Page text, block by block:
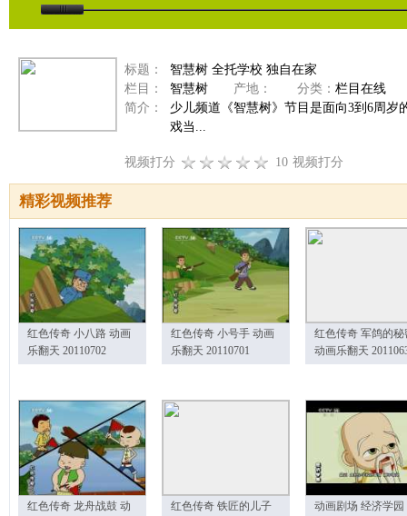
标题：
智慧树 全托学校 独自在家
栏目：
智慧树 产地： 分类： 栏目在线
简介：
少儿频道《智慧树》节目是面向3到6周
戏当...
视频打分 10 视频打分
精彩视频推荐
红色传奇 小八路 动画
乐翻天 20110702
红色传奇 小号手 动画
乐翻天 20110701
红色传奇 军鸽的秘
动画乐翻天
红色传奇 龙舟战鼓 动
红色传奇 铁匠的儿子
动画剧场 经济学园